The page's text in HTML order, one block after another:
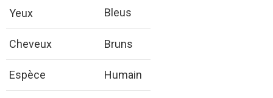
Yeux Bleus
Cheveux Bruns
Espèce Humain